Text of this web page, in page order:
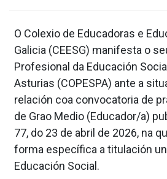
O Colexio de Educadoras e
Galicia (CEESG) manifesta o
Profesional da Educación
Asturias (COPESPA) ante a
relación coa convocatoria de
de Grao Medio (Educador/a)
77, do 23 de abril de 2026, na
forma específica a titulación
Educación Social.